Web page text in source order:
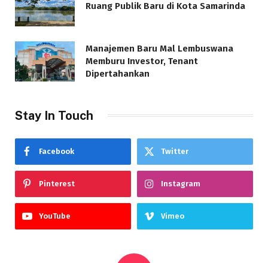
Ruang Publik Baru di Kota Samarinda
Manajemen Baru Mal Lembuswana
Memburu Investor, Tenant
Dipertahankan
Stay In Touch
Facebook Twitter
Pinterest Instagram
YouTube Vimeo